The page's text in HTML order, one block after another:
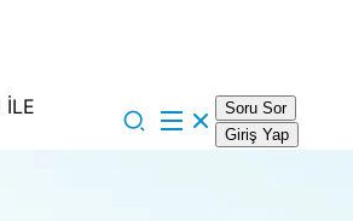
İLE
Soru Sor
Giriş Yap